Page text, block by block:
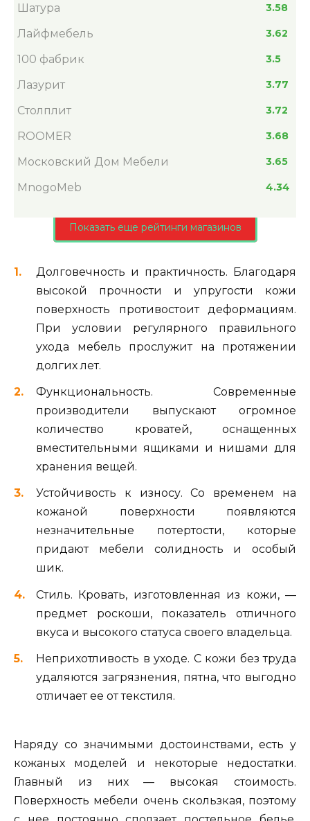
Шатура 3.58
Лайфмебель 3.62
100 фабрик 3.5
Лазурит 3.77
Столплит 3.72
ROOMER 3.68
Московский Дом Мебели 3.65
MnogoMeb 4.34
Показать еще рейтинги магазинов
Долговечность и практичность. Благодаря
высокой прочности и упругости кожи
поверхность противостоит деформациям.
При условии регулярного правильного
ухода мебель прослужит на протяжении
долгих лет.
Функциональность. Современные
производители выпускают огромное
количество кроватей, оснащенных
вместительными ящиками и нишами для
хранения вещей.
Устойчивость к износу. Со временем на
кожаной поверхности появляются
незначительные потертости, которые
придают мебели солидность и особый
шик.
Стиль. Кровать, изготовленная из кожи, —
предмет роскоши, показатель отличного
вкуса и высокого статуса своего владельца.
Неприхотливость в уходе. С кожи без труда
удаляются загрязнения, пятна, что выгодно
отличает ее от текстиля.
Наряду со значимыми достоинствами, есть у
кожаных моделей и некоторые недостатки.
Главный из них — высокая стоимость.
Поверхность мебели очень скользкая, поэтому